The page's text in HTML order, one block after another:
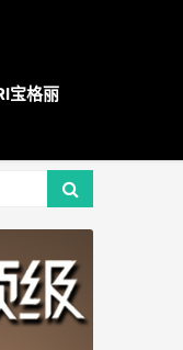
宝格丽